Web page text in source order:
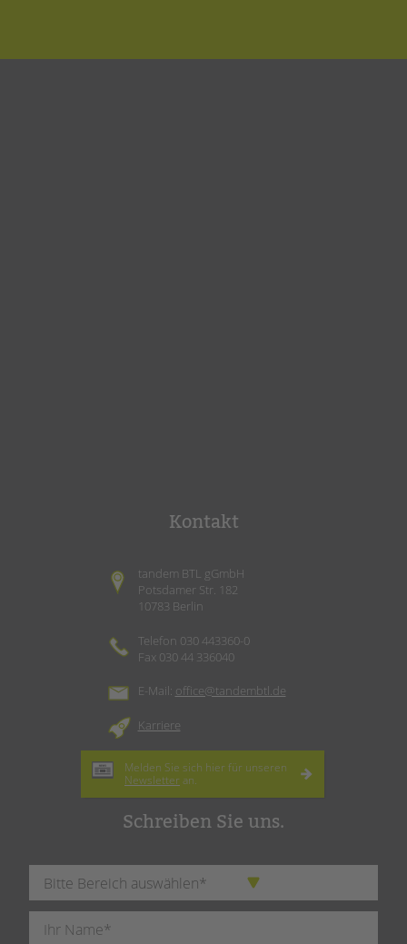
Kontakt
tandem BTL gGmbH
Potsdamer Str. 182
10783 Berlin
Telefon 030 443360-0
Fax 030 44 336040
E-Mail: office@tandembtl.de
Karriere
Melden Sie sich hier für unseren
Newsletter an.
Schreiben Sie uns.